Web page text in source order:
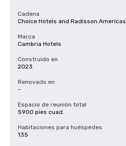
Cadena
Choice Hotels and Radisson Americas
Marca
Cambria Hotels
Construido en
2023
Renovado en
-
Espacio de reunión total
5900 pies cuad.
Habitaciones para huéspedes
135